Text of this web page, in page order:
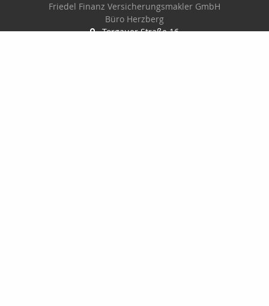
Friedel Finanz Versicherungsmakler GmbH
Büro Herzberg
Torgauer Straße 16